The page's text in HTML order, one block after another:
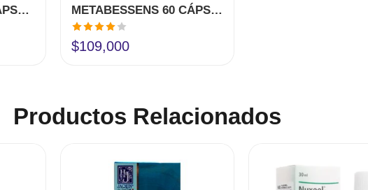
PANCREOGEN 90 CÁPSULAS NUTRABIOTICS METABESSENS 60 CÁPSULAS NUTRABIOTICS
Valorado
en4.00
$109,000
Productos Relacionados